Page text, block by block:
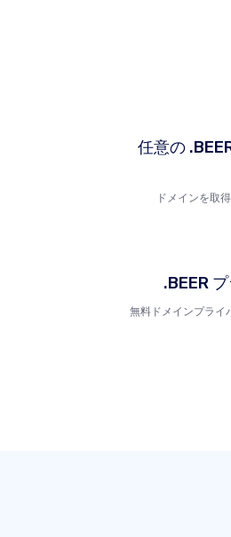
任意の
ドメインを取
.BEER
無料ドメインプライ